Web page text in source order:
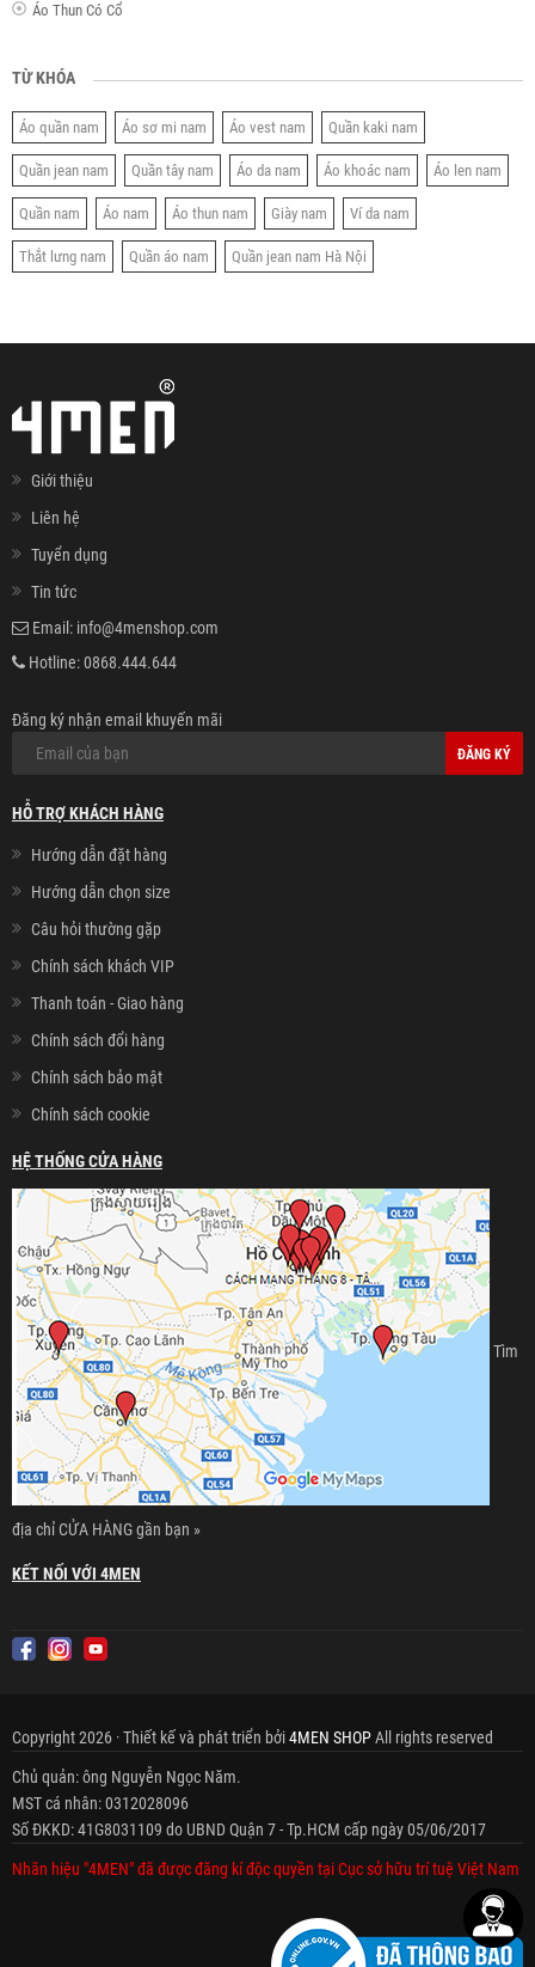
Áo Thun Có Cổ
TỪ KHÓA
Áo quần nam Áo sơ mi nam Áo vest nam Quần kaki nam
Quần jean nam Quần tây nam Áo da nam Áo khoác nam Áo len nam
Quần nam Áo nam Áo thun nam Giày nam Ví da nam
Thắt lưng nam Quần áo nam Quần jean nam Hà Nội
Giới thiệu
Liên hệ
Tuyển dụng
Tin tức
Email: info@4menshop.com
Hotline:0868.444.644
Đăng ký nhận email khuyến mãi
ĐĂNG KÝ
HỖ TRỢ KHÁCH HÀNG
Hướng dẫn đặt hàng
Hướng dẫn chọn size
Câu hỏi thường gặp
Chính sách khách VIP
Thanh toán - Giao hàng
Chính sách đổi hàng
Chính sách bảo mật
Chính sách cookie
HỆ THỐNG CỬA HÀNG
Tìm
địa chỉ CỬA HÀNG gần bạn »
KẾT NỐI VỚI 4MEN
Copyright 2026 · Thiết kế và phát triển bởi4MEN SHOPAll rights reserved
Chủ quản: ông Nguyễn Ngọc Năm.
MST cá nhân: 0312028096
Số ĐKKD: 41G8031109 do UBND Quận 7 - Tp.HCM cấp ngày 05/06/2017
Nhãn hiệu "4MEN" đã được đăng kí độc quyền tại Cục sở hữu trí tuệ Việt Nam